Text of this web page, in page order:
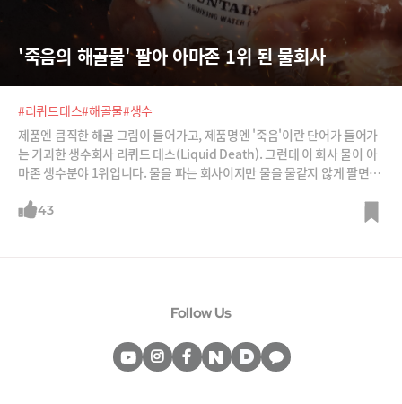
'죽음의 해골물' 팔아 아마존 1위 된 물회사
#리퀴드데스#해골물#생수
제품엔 큼직한 해골 그림이 들어가고, 제품명엔 '죽음'이란 단어가 들어가
는 기괴한 생수회사 리퀴드 데스(Liquid Death). 그런데 이 회사 물이 아
마존 생수분야 1위입니다. 물을 파는 회사이지만 물을 물같지 않게 팔면서
43
Follow Us